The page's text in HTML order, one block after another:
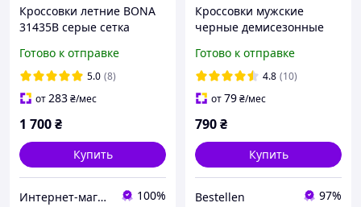
Кроссовки летние BONA
31435B серые сетка
Готово к отправке
5.0 (8)
от283₴/мес
1 700₴
Купить
Интернет-магазин "Престиж" 100%
Кроссовки мужские
черные демисезонные
Готово к отправке
4.8 (10)
от79₴/мес
790₴
Купить
Bestellen 97%